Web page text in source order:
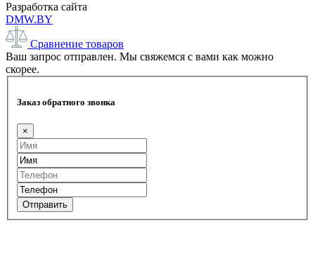
Разработка сайта
DMW.BY
Сравнение товаров
Ваш запрос отправлен. Мы свяжемся с вами как можно
скорее.
Заказ обратного звонка
×
Отправить